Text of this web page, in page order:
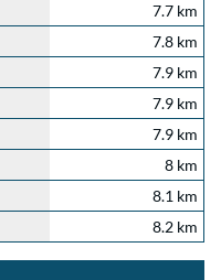
7.7 km
7.8 km
7.9 km
7.9 km
7.9 km
8 km
8.1 km
8.2 km